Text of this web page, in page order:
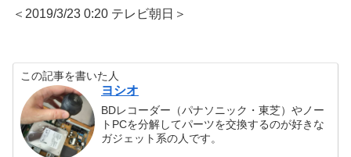
＜2019/3/23 0:20 テレビ朝日＞
この記事を書いた人
ヨシオ
BDレコーダー（パナソニック・東芝）やノー
トPCを分解してパーツを交換するのが好きな
ガジェット系の人です。